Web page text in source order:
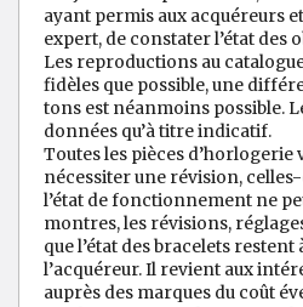
ayant permis aux acquéreurs
expert, de constater l’état des
Les reproductions au
fidèles que possible, une
tons est néanmoins possible.
données qu’à titre indicatif.
Toutes les pièces d’horlogerie
nécessiter une révision, celles-
l’état de fonctionnement ne
montres, les révisions,
que l’état des bracelets restent
l’acquéreur. Il revient aux
auprès des marques du coût